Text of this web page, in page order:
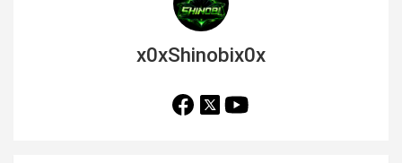
x0xShinobix0x